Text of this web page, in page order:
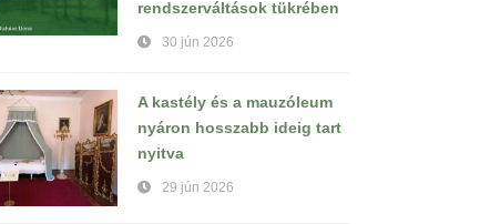
rendszerváltások tükrében
30 jún 2026
A kastély és a mauzóleum
nyáron hosszabb ideig tart
nyitva
29 jún 2026